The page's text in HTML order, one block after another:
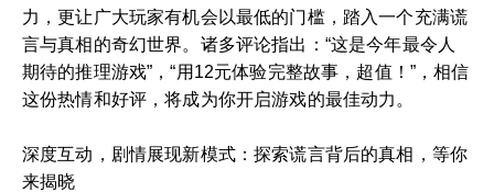
力，更让广大玩家有机会以最低的门槛，踏入一个充满谎
言与真相的奇幻世界。诸多评论指出：“这是今年最令人
期待的推理游戏”，“用12元体验完整故事，超值！”，相信
这份热情和好评，将成为你开启游戏的最佳动力。
深度互动，剧情展现新模式：探索谎言背后的真相，等你
来揭晓